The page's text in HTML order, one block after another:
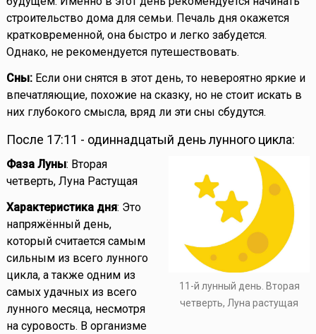
строительство дома для семьи. Печаль дня окажется
кратковременной, она быстро и легко забудется.
Однако, не рекомендуется путешествовать.
Сны: Если они снятся в этот день, то невероятно яркие и
впечатляющие, похожие на сказку, но не стоит искать в
них глубокого смысла, вряд ли эти сны сбудутся.
После 17:11 - одиннадцатый день лунного цикла:
11-й лунный день. Вторая
четверть, Луна растущая
Фаза Луны: Вторая
четверть, Луна Растущая
Характеристика дня: Это
напряжённый день,
который считается самым
сильным из всего лунного
цикла, а также одним из
самых удачных из всего
лунного месяца, несмотря
на суровость. В организме